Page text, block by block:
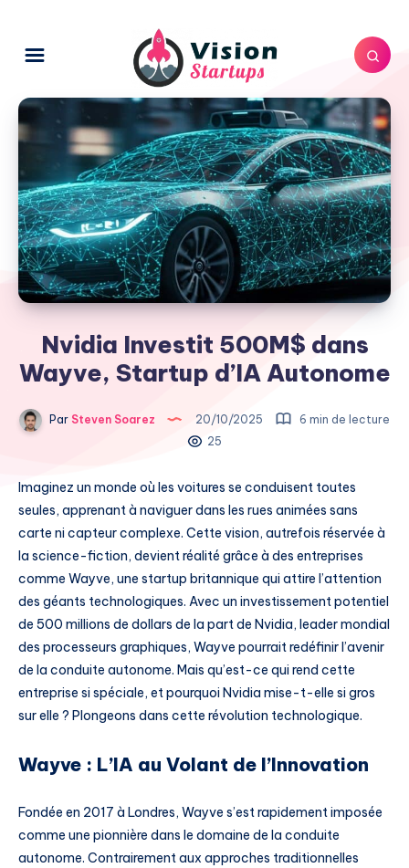
Nvidia Investit 500M$ dans
Wayve, Startup d’IA Autonome
Par Steven Soarez 20/10/2025
6 min de lecture
25
Imaginez un monde où les voitures se conduisent toutes
seules, apprenant à naviguer dans les rues animées sans
carte ni capteur complexe. Cette vision, autrefois réservée à
la science-fiction, devient réalité grâce à des entreprises
comme Wayve, une startup britannique qui attire l’attention
des géants technologiques. Avec un investissement potentiel
de 500 millions de dollars de la part de Nvidia, leader mondial
des processeurs graphiques, Wayve pourrait redéfinir l’avenir
de la conduite autonome. Mais qu’est-ce qui rend cette
entreprise si spéciale, et pourquoi Nvidia mise-t-elle si gros
sur elle ? Plongeons dans cette révolution technologique.
Wayve : L’IA au Volant de l’Innovation
Fondée en 2017 à Londres, Wayve s’est rapidement imposée
comme une pionnière dans le domaine de la conduite
autonome. Contrairement aux approches traditionnelles